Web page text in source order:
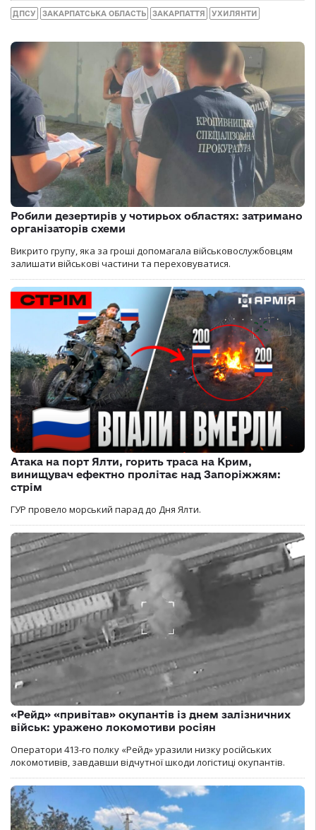
ДПСУ ЗАКАРПАТСЬКА ОБЛАСТЬ ЗАКАРПАТТЯ УХИЛЯНТИ
Робили дезертирів у чотирьох областях: затримано
організаторів схеми
Викрито групу, яка за гроші допомагала військовослужбовцям
залишати військові частини та переховуватися.
Атака на порт Ялти, горить траса на Крим,
винищувач ефектно пролітає над Запоріжжям:
стрім
ГУР провело морський парад до Дня Ялти.
«Рейд» «привітав» окупантів із днем залізничних
військ: уражено локомотиви росіян
Оператори 413-го полку «Рейд» уразили низку російських
локомотивів, завдавши відчутної шкоди логістиці окупантів.